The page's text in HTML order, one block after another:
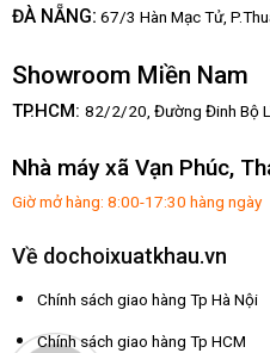
ĐÀ NẴNG: 67/3 Hàn Mạc Tử,
Showroom Miền Nam
TP.HCM: 82/2/20, Đường Đinh Bộ
Nhà máy xã Vạn Phúc,
Giờ mở hàng: 8:00-17:30 hàng ngày
Về dochoixuatkhau.vn
Chính sách giao hàng Tp Hà Nội
Chính sách giao hàng Tp HCM